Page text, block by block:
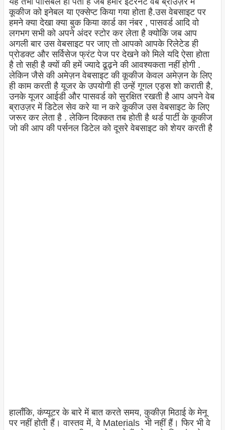
कूकीज को इनेबल या एक्सेप्ट किया गया होता है.उस वेबसाइट पर
हमने क्या देखा क्या बुक किया कार्ड का नंबर , पासवर्ड आदि वो
लगभग सभी को अपने अंदर स्टोर कर लेता है क्योकि जब आप
अगली बार उस वेबसाइट पर जाए तो आपको आपके रिलेटेड ही
प्रोडक्ट और सर्विसेज फ्रंट पेज पर देखने को मिले यदि ऐसा होता
है तो सही है क्यों की हमें ज्यादे ढूढ़ने की आवश्यकता नहीं होगी .
लेकिन जैसे की अमेज़न वेबसाइट की कूकीज केवल अमेज़न के लिए
ही काम करती है यूजर के उपयोगी ही उन्हें गूगल एड्स शो कराती है,
उनके यूजर आईडी और पासवर्ड को सुरक्षित रखती है आप अपने वेब
ब्राउज़र में डिटेल सेव करे या न करे कूकीज उस वेबसाइट के लिए
जरूर कर लेता है .लेकिन दिक्कत तब होती है थर्ड पार्टी के कूकीज
जो की आप की पर्सनल डिटेल को दूसरे वेबसाइट को शेयर करती है
हालाँकि, कंप्यूटर के बारे में बात करते समय, कुकीज़ मिठाई के मेनू
पर नहीं होती हैं। वास्तव में, वे Materials भी नहीं हैं। फिर भी वे